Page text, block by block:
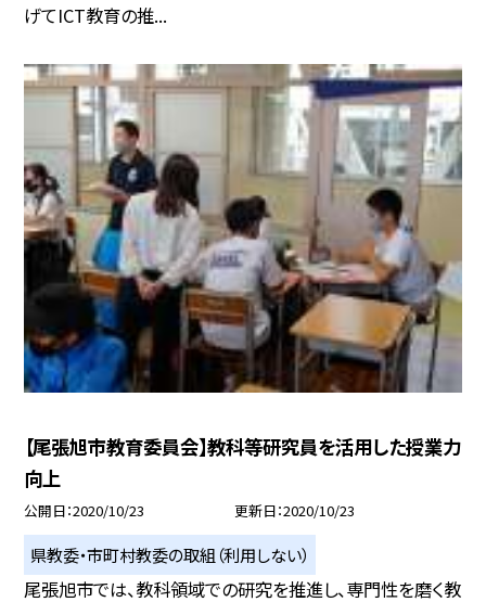
げてICT教育の推...
【尾張旭市教育委員会】教科等研究員を活用した授業力
向上
公開日 2020/10/23 更新日 2020/10/23
県教委・市町村教委の取組（利用しない）
尾張旭市では、教科領域での研究を推進し、専門性を磨く教